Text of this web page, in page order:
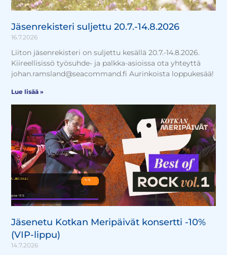
Jäsenrekisteri suljettu 20.7.-14.8.2026
16.7.2026
Liiton jäsenrekisteri on suljettu kesällä 20.7.-14.8.2026.
Kiireellisissö työsuhde- ja palkka-asioissa ota yhteyttä
johan.ramsland@seacommand.fi Aurinkoista loppukesää!
Lue lisää »
Jäsenetu Kotkan Meripäivät konsertti -10%
(VIP-lippu)
14.7.2026